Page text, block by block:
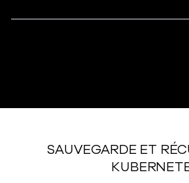
SAUVEGARDE ET